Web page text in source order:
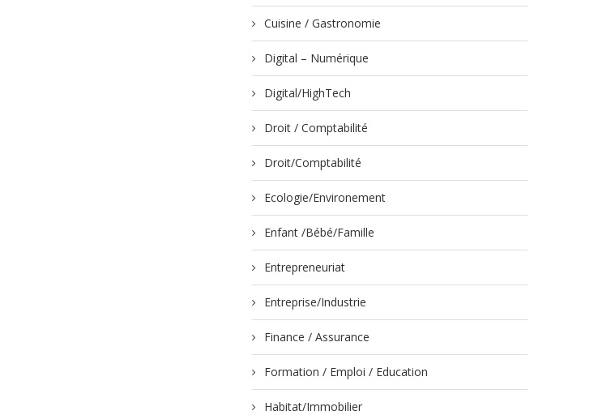
Cuisine / Gastronomie
Digital – Numérique
Digital/HighTech
Droit / Comptabilité
Droit/Comptabilité
Ecologie/Environement
Enfant /Bébé/Famille
Entrepreneuriat
Entreprise/Industrie
Finance / Assurance
Formation / Emploi / Education
Habitat/Immobilier